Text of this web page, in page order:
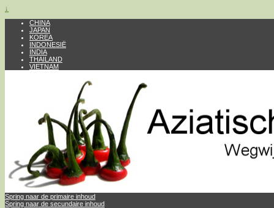
↓
CHINA
JAPAN
KOREA
INDONESIË
INDIA
THAILAND
VIETNAM
Spring naar de primaire inhoud
Spring naar de secundaire inhoud